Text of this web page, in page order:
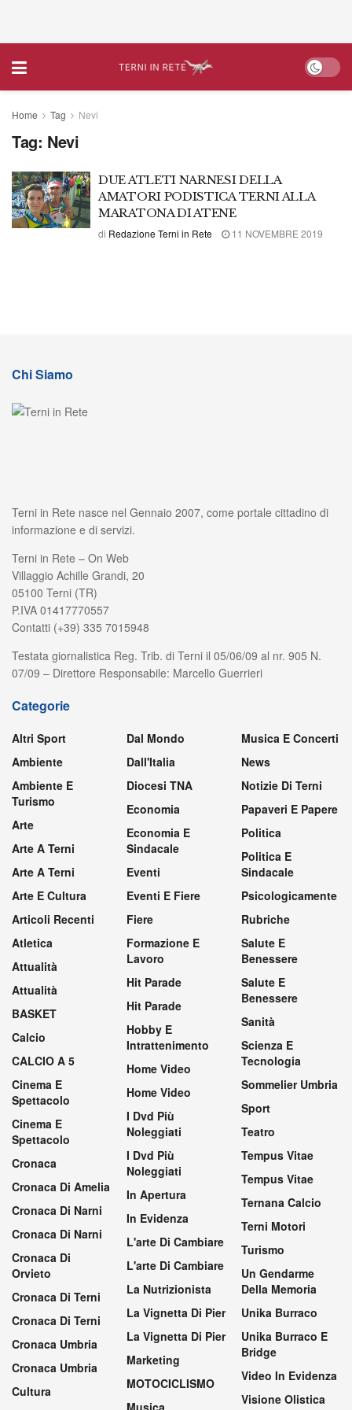
Home Tag Nevi
Tag: Nevi
DUE ATLETI NARNESI DELLA
AMATORI PODISTICA TERNI ALLA
MARATONA DI ATENE
di Redazione Terni in Rete 11 NOVEMBRE 2019
Chi Siamo
Terni in Rete nasce nel Gennaio 2007, come portale cittadino di
informazione e di servizi.
Terni in Rete – On Web
Villaggio Achille Grandi, 20
05100 Terni (TR)
P.IVA 01417770557
Contatti (+39) 335 7015948
Testata giornalistica Reg. Trib. di Terni il 05/06/09 al nr. 905 N.
07/09 – Direttore Responsabile: Marcello Guerrieri
Categorie
Altri Sport
Ambiente
Ambiente E
Turismo
Arte
Arte A Terni
Arte A Terni
Arte E Cultura
Articoli Recenti
Atletica
Attualità
Attualità
BASKET
Calcio
CALCIO A 5
Cinema E
Spettacolo
Cinema E
Spettacolo
Cronaca
Cronaca Di Amelia
Cronaca Di Narni
Cronaca Di Narni
Cronaca Di
Orvieto
Cronaca Di Terni
Cronaca Di Terni
Cronaca Umbria
Cronaca Umbria
Cultura
Dal Mondo
Dall'Italia
Diocesi TNA
Economia
Economia E
Sindacale
Eventi
Eventi E Fiere
Fiere
Formazione E
Lavoro
Hit Parade
Hit Parade
Hobby E
Intrattenimento
Home Video
Home Video
I Dvd Più
Noleggiati
I Dvd Più
Noleggiati
In Apertura
In Evidenza
L'arte Di Cambiare
L'arte Di Cambiare
La Nutrizionista
La Vignetta Di Pier
La Vignetta Di Pier
Marketing
MOTOCICLISMO
Musica
Musica E Concerti
News
Notizie Di Terni
Papaveri E Papere
Politica
Politica E
Sindacale
Psicologicamente
Rubriche
Salute E
Benessere
Salute E
Benessere
Sanità
Scienza E
Tecnologia
Sommelier Umbria
Sport
Teatro
Tempus Vitae
Tempus Vitae
Ternana Calcio
Terni Motori
Turismo
Un Gendarme
Della Memoria
Unika Burraco
Unika Burraco E
Bridge
Video In Evidenza
Visione Olistica